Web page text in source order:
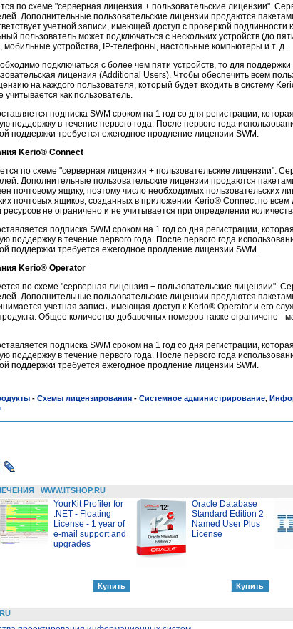
по схеме "серверная лицензия + пользовательские лицензии".
Дополнительные пользовательские лицензии продаются
учетной записи, имеющей доступ с проверкой
пользователь может подключаться с нескольких устройств (до
мобильные устройства, IP-телефоны, настольные компьютеры и т. д.
подключаться с более чем пяти устройств, то для
лицензия (Additional Users). Чтобы обеспечить всем
на каждого пользователя, который будет входить в систему
как пользователь.
подписка SWM сроком на 1 год со дня регистрации,
поддержку в течение первого года. После первого года
поддержки требуется ежегодное продление лицензии SWM.
Kerio® Connect
по схеме "серверная лицензия + пользовательские лицензии".
Дополнительные пользовательские лицензии продаются
почтовому ящику, поэтому число необходимых пользовательских
почтовых ящиков, созданных в приложении Kerio® Connect по
не ограничено и не учитывается при определении
подписка SWM сроком на 1 год со дня регистрации,
поддержку в течение первого года. После первого года
поддержки требуется ежегодное продление лицензии SWM.
Kerio® Operator
по схеме "серверная лицензия + пользовательские лицензии".
Дополнительные пользовательские лицензии продаются
учетная запись, имеющая доступ к Kerio® Operator и его
Общее количество добавочных номеров также ограничено -
подписка SWM сроком на 1 год со дня регистрации,
поддержку в течение первого года. После первого года
поддержки требуется ежегодное продление лицензии SWM.
- Схемы лицензирования - Системное администрирование,
WWW.ITSHOP.RU
YourKit Profiler for
.NET - Floating
License - 1 year of
e-mail support and
upgrades
Oracle Database
Standard Edition 2
Named User Plus
License